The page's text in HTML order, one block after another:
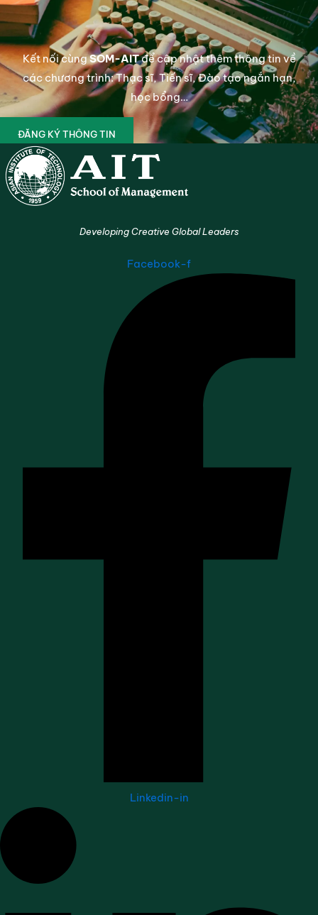
Kết nối cùngSOM-AITđể cập nhật thêm thông tin về
các chương trình: Thạc sĩ, Tiến sĩ, Đào tạo ngắn hạn,
học bổng…
ĐĂNG KÝ THÔNG TIN
Developing Creative Global Leaders
Facebook-f
Linkedin-in